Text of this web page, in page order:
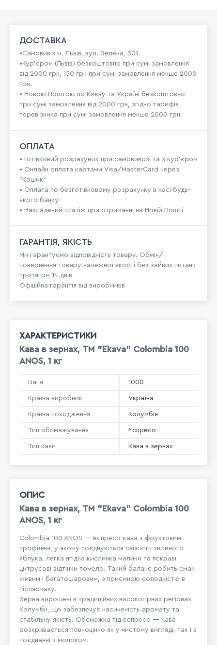
ДОСТАВКА
•Самовивіз м. Львів, вул. Зелена, 301.
•Кур'єром (Львів) безкоштовно при сумі замовлення
від 2000 грн, 150 грн при сумі замовлення менше 2000
грн.
• Новою Поштою по Києву та Україні безкоштовно
при сумі замовлення від 2000 грн, згідно тарифів
перевізника при сумі замовлення менше 2000 грн
ОПЛАТА
• Готівковий розрахунок при самовивозі та з кур’єром
• Онлайн оплата картами Visa/MasterCard через
"Кошик"
• Оплата по безготівковому розрахунку в касі будь-
якого банку
• Накладений платіж при отриманні на Новій Пошті
ГАРАНТІЯ, ЯКІСТЬ
Ми гарантуємо відповідність товару. Обмін/
повернення товару належної якості без зайвих питань
протягом 14 днів
Офіційна гарантія від виробників
ОПИС
Кава в зернах, ТМ "Ekava" Colombia 100
ANOS, 1 кг
Colombia 100 ANOS — еспресо-кава з фруктовим
профілем, у якому поєднуються свіжість зеленого
яблука, легка ягідна кислинка малини та яскраві
цитрусові відтінки помело. Такий баланс робить смак
живим і багатошаровим, з приємною солодкістю в
післясмаку.
Зерна вирощені в традиційних високогірних регіонах
Колумбії, що забезпечує насиченість аромату та
стабільну якість. Обсмажка під еспресо — кава
розкривається повноцінно як у чистому вигляді, так і в
поєднанні з молоком.
ХАРАКТЕРИСТИКИ
Кава в зернах, ТМ "Ekava" Colombia 100
ANOS, 1 кг
Вага 1000
Країна виробник Україна
Країна походження Колумбія
Тип обсмажування Еспресо
Тип кави Кава в зернах